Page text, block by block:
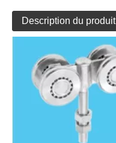
Description du produit